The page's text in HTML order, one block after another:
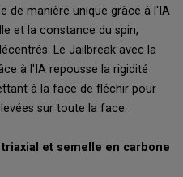
de manière unique grâce à l'IA
et la constance du spin,
Le Jailbreak avec la
à l'IA repousse la rigidité
à la face de fléchir pour
sur toute la face.
et semelle en carbone